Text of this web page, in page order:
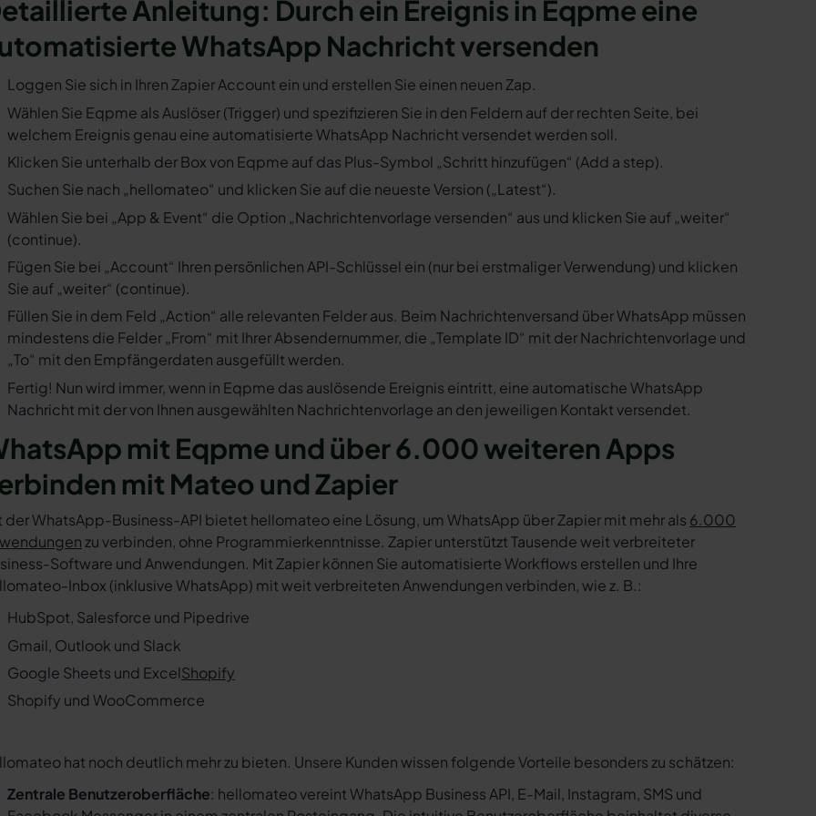
Anleitung: Durch ein Ereignis in Eqpme eine
WhatsApp Nachricht versenden
Loggen Sie sich in Ihren Zapier Account ein und erstellen Sie einen neuen Zap.
Wählen Sie Eqpme als Auslöser (Trigger) und spezifizieren Sie in den Feldern auf der rechten Seite, bei
welchem Ereignis genau eine automatisierte WhatsApp Nachricht versendet werden soll.
Klicken Sie unterhalb der Box von Eqpme auf das Plus-Symbol „Schritt hinzufügen“ (Add a step).
Suchen Sie nach „hellomateo“ und klicken Sie auf die neueste Version („Latest“).
Wählen Sie bei „App & Event“ die Option „Nachrichtenvorlage versenden“ aus und klicken Sie auf „weiter“
(continue).
Fügen Sie bei „Account“ Ihren persönlichen API-Schlüssel ein (nur bei erstmaliger Verwendung) und klicken
Sie auf „weiter“ (continue).
Füllen Sie in dem Feld „Action“ alle relevanten Felder aus. Beim Nachrichtenversand über WhatsApp müssen
mindestens die Felder „From“ mit Ihrer Absendernummer, die „Template ID“ mit der Nachrichtenvorlage und
„To“ mit den Empfängerdaten ausgefüllt werden.
Fertig! Nun wird immer, wenn in Eqpme das auslösende Ereignis eintritt, eine automatische WhatsApp
Nachricht mit der von Ihnen ausgewählten Nachrichtenvorlage an den jeweiligen Kontakt versendet.
mit Eqpme und über 6.000 weiteren Apps
mit Mateo und Zapier
der WhatsApp-Business-API bietet hellomateo eine Lösung, um WhatsApp über Zapier mit mehr als 6.000
zu verbinden, ohne Programmierkenntnisse. Zapier unterstützt Tausende weit verbreiteter
Software und Anwendungen. Mit Zapier können Sie automatisierte Workflows erstellen und Ihre
Inbox (inklusive WhatsApp) mit weit verbreiteten Anwendungen verbinden, wie z. B.:
HubSpot, Salesforce und Pipedrive
Gmail, Outlook und Slack
Google Sheets und ExcelShopify
Shopify und WooCommerce
hat noch deutlich mehr zu bieten. Unsere Kunden wissen folgende Vorteile besonders zu schätzen:
Zentrale Benutzeroberfläche: hellomateo vereint WhatsApp Business API, E-Mail, Instagram, SMS und